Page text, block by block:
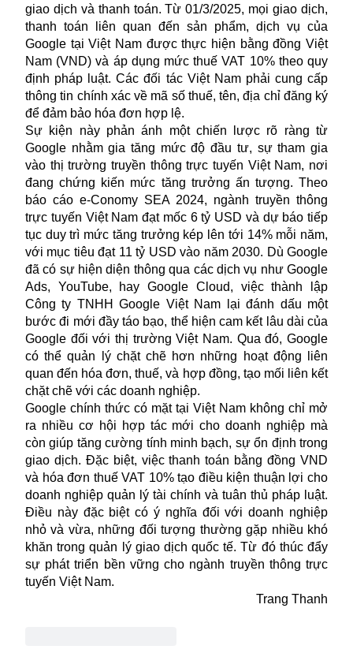
giao dịch và thanh toán. Từ 01/3/2025, mọi giao dịch,
thanh toán liên quan đến sản phẩm, dịch vụ của
Google tại Việt Nam được thực hiện bằng đồng Việt
Nam (VND) và áp dụng mức thuế VAT 10% theo quy
định pháp luật. Các đối tác Việt Nam phải cung cấp
thông tin chính xác về mã số thuế, tên, địa chỉ đăng ký
để đảm bảo hóa đơn hợp lệ.
Sự kiện này phản ánh một chiến lược rõ ràng từ
Google nhằm gia tăng mức độ đầu tư, sự tham gia
vào thị trường truyền thông trực tuyến Việt Nam, nơi
đang chứng kiến mức tăng trưởng ấn tượng. Theo
báo cáo e-Conomy SEA 2024, ngành truyền thông
trực tuyến Việt Nam đạt mốc 6 tỷ USD và dự báo tiếp
tục duy trì mức tăng trưởng kép lên tới 14% mỗi năm,
với mục tiêu đạt 11 tỷ USD vào năm 2030. Dù Google
đã có sự hiện diện thông qua các dịch vụ như Google
Ads, YouTube, hay Google Cloud, việc thành lập
Công ty TNHH Google Việt Nam lại đánh dấu một
bước đi mới đầy táo bạo, thể hiện cam kết lâu dài của
Google đối với thị trường Việt Nam. Qua đó, Google
có thể quản lý chặt chẽ hơn những hoạt động liên
quan đến hóa đơn, thuế, và hợp đồng, tạo mối liên kết
chặt chẽ với các doanh nghiệp.
Google chính thức có mặt tại Việt Nam không chỉ mở
ra nhiều cơ hội hợp tác mới cho doanh nghiệp mà
còn giúp tăng cường tính minh bạch, sự ổn định trong
giao dịch. Đặc biệt, việc thanh toán bằng đồng VND
và hóa đơn thuế VAT 10% tạo điều kiện thuận lợi cho
doanh nghiệp quản lý tài chính và tuân thủ pháp luật.
Điều này đặc biệt có ý nghĩa đối với doanh nghiệp
nhỏ và vừa, những đối tượng thường gặp nhiều khó
khăn trong quản lý giao dịch quốc tế. Từ đó thúc đẩy
sự phát triển bền vững cho ngành truyền thông trực
tuyến Việt Nam.
Trang Thanh